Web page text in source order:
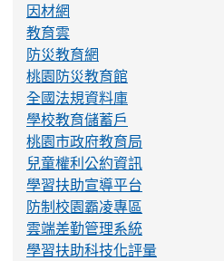
因材網
教育雲
防災教育網
桃園防災教育館
全國法規資料庫
學校教育儲蓄戶
桃園市政府教育局
兒童權利公約資訊
學習扶助宣導平台
防制校園霸凌專區
雲端差勤管理系統
學習扶助科技化評量